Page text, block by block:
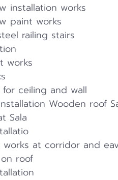
installation works
paint works
railing stairs
works
ceiling and wall
Wooden roof
Sala
at corridor and
roof